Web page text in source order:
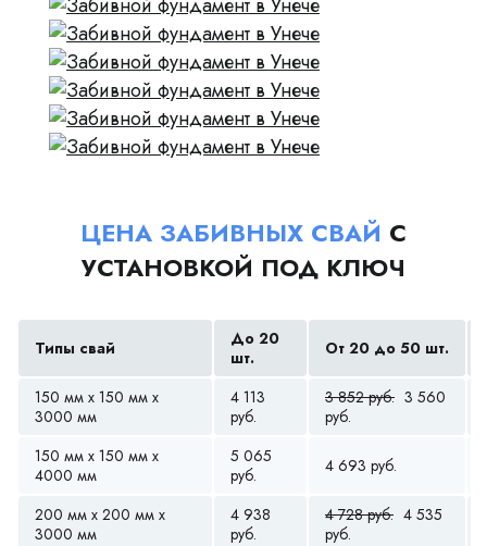
ЦЕНА ЗАБИВНЫХ СВАЙ С
УСТАНОВКОЙ ПОД КЛЮЧ
Типы свай
До 20
шт.
От 20 до 50 шт.
150 мм x 150 мм x
3000 мм
4 113
руб.
3 852 руб. 3 560
руб.
150 мм x 150 мм x
4000 мм
5 065
руб.
4 693 руб.
200 мм x 200 мм x
3000 мм
4 938
руб.
4 728 руб. 4 535
руб.